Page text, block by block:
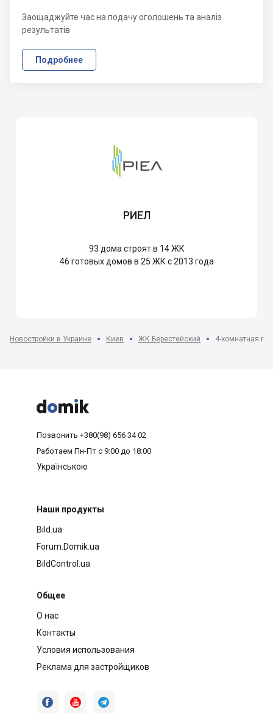
Заощаджуйте час на подачу оголошень та аналіз
результатів
Подробнее
РИЕЛ
93 дома строят в 14 ЖК
46 готовых домов в 25 ЖК с 2013 года
Новостройки в Украине Киев ЖК Берестейский 4-комнатная



Позвонить +380(98) 656 34 02
Работаем Пн-Пт с 9:00 до 18:00
Українською
Наши продукты
Bild.ua
Forum.Domik.ua
BildControl.ua
Общее
О нас
Контакты
Условия использования
Реклама для застройщиков
  